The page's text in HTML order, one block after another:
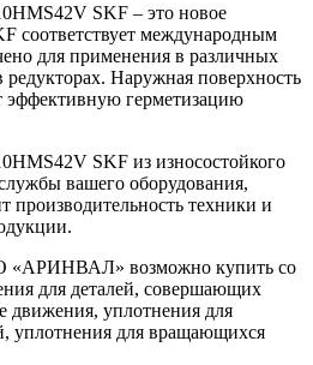
SKF – это новое
соответствует международным
для применения в различных
Наружная поверхность
эффективную герметизацию
SKF из износостойкого
вашего оборудования,
производительность техники и
«АРИНВАЛ» возможно купить со
для деталей, совершающих
движения, уплотнения для
уплотнения для вращающихся